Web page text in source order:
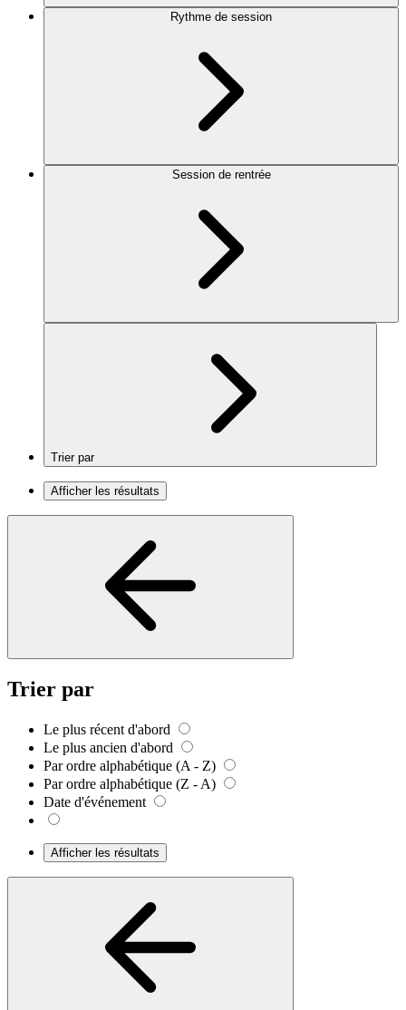
Rythme de session
Session de rentrée
Trier par
Afficher les résultats
Trier par
Le plus récent d'abord
Le plus ancien d'abord
Par ordre alphabétique (A - Z)
Par ordre alphabétique (Z - A)
Date d'événement
Afficher les résultats